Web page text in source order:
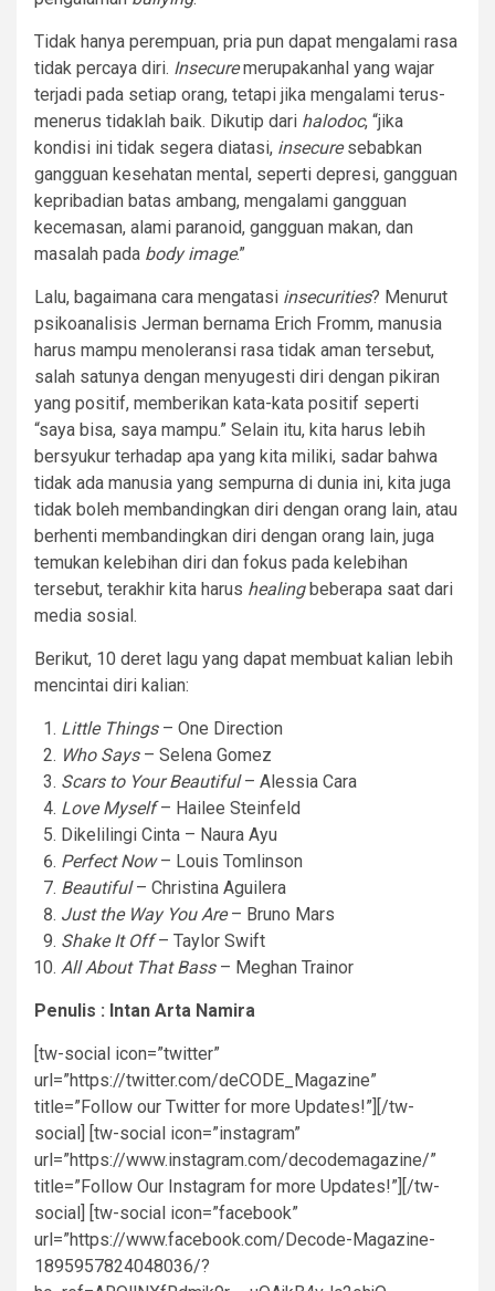
Tidak hanya perempuan, pria pun dapat mengalami rasa
tidak percaya diri. Insecuremerupakanhal yang wajar
terjadi pada setiap orang, tetapi jika mengalami terus-
menerus tidaklah baik. Dikutip dari halodoc, “jika
kondisi ini tidak segera diatasi, insecuresebabkan
gangguan kesehatan mental, seperti depresi, gangguan
kepribadian batas ambang, mengalami gangguan
kecemasan, alami paranoid, gangguan makan, dan
masalah pada body image.”
Lalu, bagaimana cara mengatasi insecurities? Menurut
psikoanalisis Jerman bernama Erich Fromm, manusia
harus mampu menoleransi rasa tidak aman tersebut,
salah satunya dengan menyugesti diri dengan pikiran
yang positif, memberikan kata-kata positif seperti
“saya bisa, saya mampu.” Selain itu, kita harus lebih
bersyukur terhadap apa yang kita miliki, sadar bahwa
tidak ada manusia yang sempurna di dunia ini, kita juga
tidak boleh membandingkan diri dengan orang lain, atau
berhenti membandingkan diri dengan orang lain, juga
temukan kelebihan diri dan fokus pada kelebihan
tersebut, terakhir kita harus healingbeberapa saat dari
media sosial.
Berikut, 10 deret lagu yang dapat membuat kalian lebih
mencintai diri kalian:
Little Things– One Direction
Who Says– Selena Gomez
Scars to Your Beautiful– Alessia Cara
Love Myself– Hailee Steinfeld
Dikelilingi Cinta – Naura Ayu
Perfect Now– Louis Tomlinson
Beautiful– Christina Aguilera
Just the Way You Are– Bruno Mars
Shake It Off– Taylor Swift
All About That Bass– Meghan Trainor
Penulis : Intan Arta Namira
[tw-social icon=”twitter”
url=”https://twitter.com/deCODE_Magazine”
title=”Follow our Twitter for more Updates!”][/tw-
social] [tw-social icon=”instagram”
url=”https://www.instagram.com/decodemagazine/”
title=”Follow Our Instagram for more Updates!”][/tw-
social] [tw-social icon=”facebook”
url=”https://www.facebook.com/Decode-Magazine-
1895957824048036/?